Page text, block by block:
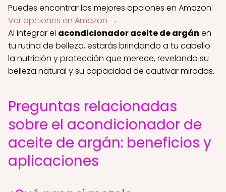
Puedes encontrar las mejores opciones en Amazon:
Ver opciones en Amazon →
Al integrar el acondicionador aceite de argán en
tu rutina de belleza, estarás brindando a tu cabello
la nutrición y protección que merece, revelando su
belleza natural y su capacidad de cautivar miradas.
Preguntas relacionadas
sobre el acondicionador de
aceite de argán: beneficios y
aplicaciones